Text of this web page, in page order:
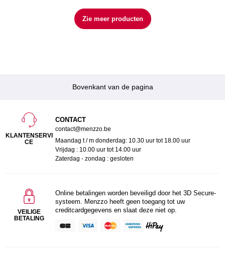
Zie meer producten
Bovenkant van de pagina
KLANTENSERVI
CE
CONTACT
contact@menzzo.be
Maandag t / m donderdag: 10.30 uur tot 18.00 uur
Vrijdag : 10.00 uur tot 14.00 uur
Zaterdag - zondag : gesloten
VEILIGE
BETALING
Online betalingen worden beveiligd door het 3D Secure-
systeem. Menzzo heeft geen toegang tot uw
creditcardgegevens en slaat deze niet op.